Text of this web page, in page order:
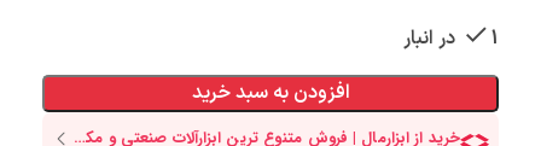
1 در انبار
افزودن به سبد خرید